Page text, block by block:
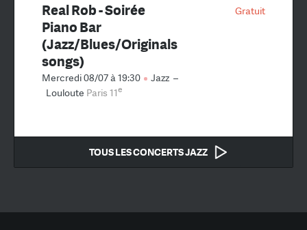
Gratuit
Real Rob - Soirée
Piano Bar
(Jazz/Blues/Originals
songs)
Mercredi 08/07 à 19:30 Jazz –
Louloute Paris 11e
TOUS LES CONCERTS JAZZ